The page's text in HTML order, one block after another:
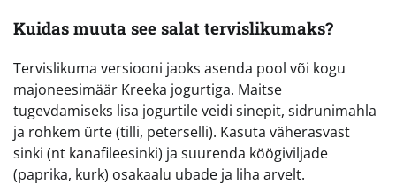
Kuidas muuta see salat tervislikumaks?
Tervislikuma versiooni jaoks asenda pool või kogu
majoneesimäär Kreeka jogurtiga. Maitse
tugevdamiseks lisa jogurtile veidi sinepit, sidrunimahla
ja rohkem ürte (tilli, peterselli). Kasuta väherasvast
sinki (nt kanafileesinki) ja suurenda köögiviljade
(paprika, kurk) osakaalu ubade ja liha arvelt.